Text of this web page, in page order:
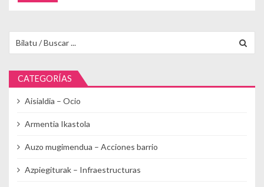
CATEGORÍAS
Aisialdia – Ocio
Armentia Ikastola
Auzo mugimendua – Acciones barrio
Azpiegiturak – Infraestructuras